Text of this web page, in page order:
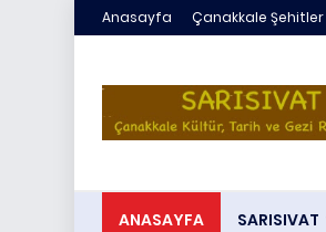
Anasayfa Çanakkale
ANASAYFA SARISIVAT